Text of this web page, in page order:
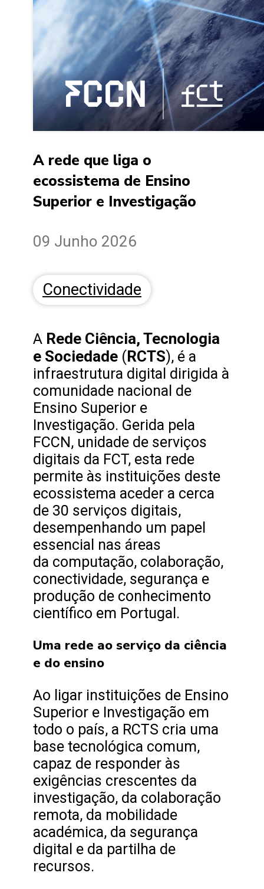
A rede que liga o
ecossistema de Ensino
Superior e Investigação
09 Junho 2026
Conectividade
A Rede Ciência, Tecnologia
e Sociedade (RCTS), é a
infraestrutura digital dirigida à
comunidade nacional de
Ensino Superior e
Investigação. Gerida pela
FCCN, unidade de serviços
digitais da FCT, esta rede
permite às instituições deste
ecossistema aceder a cerca
de 30 serviços digitais,
desempenhando um papel
essencial nas áreas
da computação, colaboração,
conectividade, segurança e
produção de conhecimento
científico em Portugal.
Uma rede ao serviço da ciência
e do ensino
Ao ligar instituições de Ensino
Superior e Investigação em
todo o país, a RCTS cria uma
base tecnológica comum,
capaz de responder às
exigências crescentes da
investigação, da colaboração
remota, da mobilidade
académica, da segurança
digital e da partilha de
recursos.